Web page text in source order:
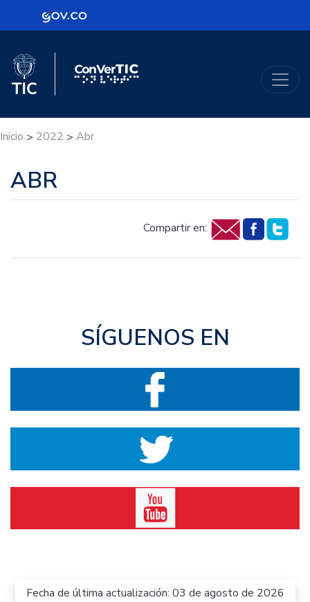
Logo Gobierno de Colombia
Logo del Ministerio TIC
Inicio > 2022 > Abr
ABR
Compartir en:
SÍGUENOS EN
Fecha de última actualización: 03 de agosto de 2026